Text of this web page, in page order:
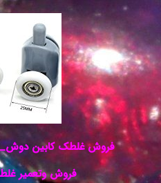
غلطک کابین دوش_تعمیر
فروش وتعمیر غلطک کابین